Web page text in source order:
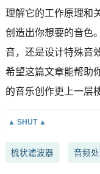
理解它的工作原理和
创造出你想要的音色
音，还是设计特殊音
希望这篇文章能帮助
的音乐创作更上一层
梳状滤波器 音频